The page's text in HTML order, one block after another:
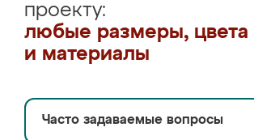
проекту:
любые размеры, цвета
и материалы
Часто задаваемые вопросы